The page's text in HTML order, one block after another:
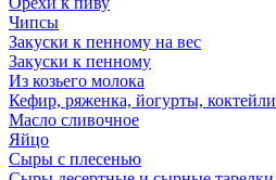
Чипсы
Закуски к пенному на вес
Закуски к пенному
Из козьего молока
Кефир, ряженка, йогурты, коктейли
Масло сливочное
Яйцо
Сыры с плесенью